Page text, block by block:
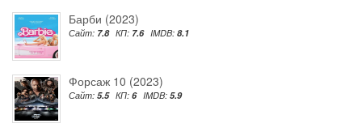
Барби (2023)
Сайт: 7.8 КП: 7.6 IMDB: 8.1
Форсаж 10 (2023)
Сайт: 5.5 КП: 6 IMDB: 5.9